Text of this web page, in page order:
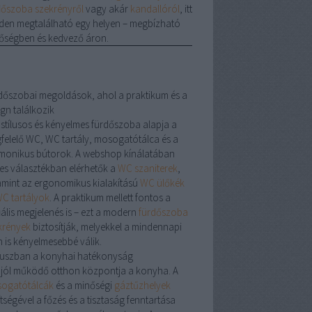
szekrényrőlvagy akár kandallóról, itt
megtalálható egy helyen – megbízható
és kedvező áron.
megoldások, ahol a praktikum és a
találkozik
stílusos és kényelmes fürdőszoba alapja a
WC, WC tartály, mosogatótálca és a
bútorok. A webshop kínálatában
választékban elérhetők a WC szaniterek,
az ergonomikus kialakítású WC ülőkék
tartályok. A praktikum mellett fontos a
megjelenés is – ezt a modern fürdőszoba
biztosítják, melyekkel a mindennapi
is kényelmesebbé válik.
a konyhai hatékonyság
jól működő otthon központja a konyha. A
és a minőségi gáztűzhelyek
a főzés és a tisztaság fenntartása